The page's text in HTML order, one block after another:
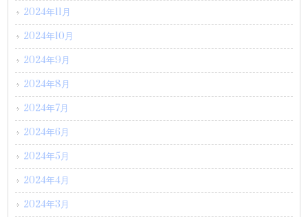
2024年11月
2024年10月
2024年9月
2024年8月
2024年7月
2024年6月
2024年5月
2024年4月
2024年3月